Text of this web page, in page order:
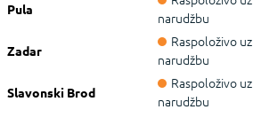
Pula
narudžbu
Zadar
Raspoloživo uz
narudžbu
Slavonski Brod
Raspoloživo uz
narudžbu